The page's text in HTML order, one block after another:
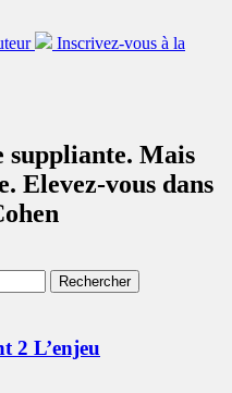
Inscrivez-vous à la
suppliante. Mais
Elevez-vous dans
2 L’enjeu